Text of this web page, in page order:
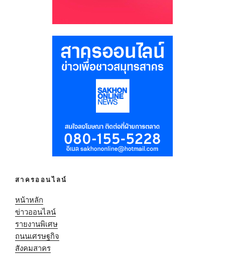
สาครออนไลน์
หน้าหลัก
ข่าวออนไลน์
รายงานพิเศษ
ถนนเศรษฐกิจ
สังคมสาคร